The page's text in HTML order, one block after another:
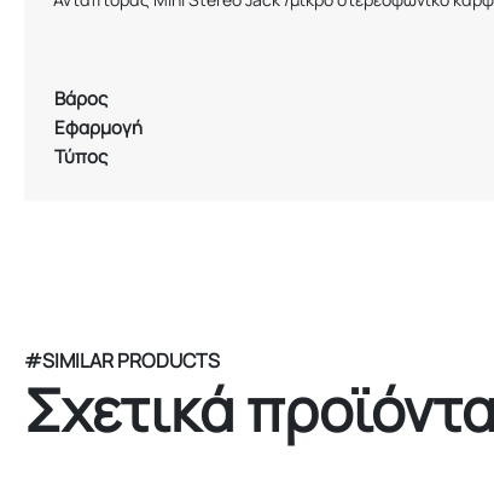
Βάρος
Εφαρμογή
Τύπος
#SIMILAR PRODUCTS
Σχετικά προϊόντα